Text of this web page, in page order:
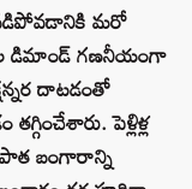
పడిపోవడానికి మరో
డిమాండ్ గణనీయంగా
దాటడంతో
పెళ్లిళ్ల
బంగారాన్ని